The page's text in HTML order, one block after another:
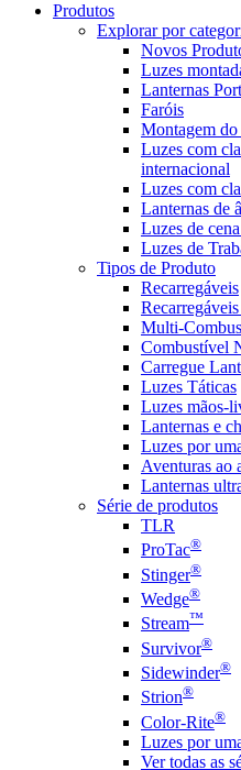
Produtos
Explorar por
Novos
Luzes
Lanternas
Faróis
Montagem do
Luzes com
internacional
Luzes com
Lanternas de
Luzes de
Luzes de
Tipos de Produto
Recarregáveis
Multi-
Combustível
Carregue
Luzes Táticas
Luzes mãos-
Lanternas e
Luzes por
Aventuras ao
Lanternas
Série de produtos
TLR
ProTac®
Stinger®
Wedge®
Stream™
Survivor®
Sidewinder®
Strion®
Color-Rite®
Luzes por
Ver todas as